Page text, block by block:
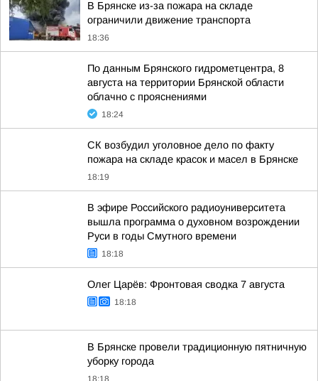
В Брянске из-за пожара на складе
ограничили движение транспорта
18:36
По данным Брянского гидрометцентра, 8
августа на территории Брянской области
облачно с прояснениями
18:24
СК возбудил уголовное дело по факту
пожара на складе красок и масел в Брянске
18:19
В эфире Российского радиоуниверситета
вышла программа о духовном возрождении
Руси в годы Смутного времени
18:18
Олег Царёв: Фронтовая сводка 7 августа
18:18
В Брянске провели традиционную пятничную
уборку города
18:18